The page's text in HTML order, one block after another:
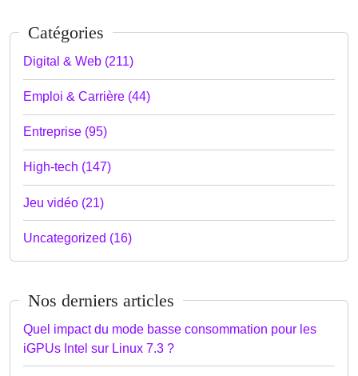
Catégories
Digital & Web (211)
Emploi & Carrière (44)
Entreprise (95)
High-tech (147)
Jeu vidéo (21)
Uncategorized (16)
Nos derniers articles
Quel impact du mode basse consommation pour les
iGPUs Intel sur Linux 7.3 ?